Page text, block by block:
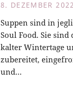
8. DEZEMBER 2022
Suppen sind in
Soul Food. Sie
kalter Wintertage
zubereitet,
und…